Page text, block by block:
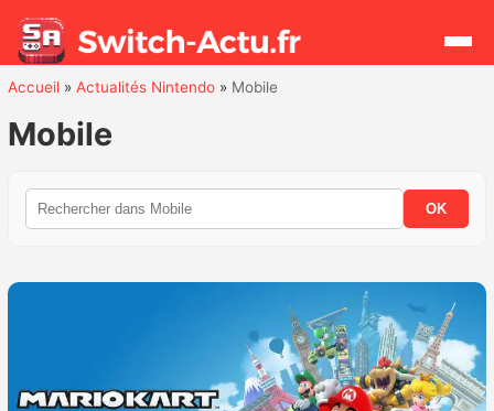
Actualités
Accueil» Actualités Nintendo» Mobile
Mobile
OK